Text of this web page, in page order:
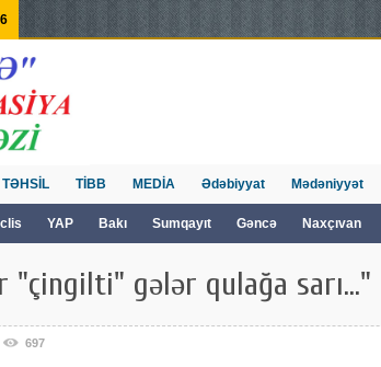
YAP Bakı Sumqayıt Gəncə Naxçıvan
TƏHSİL TİBB MEDİA Ədəbiyyat Mədəniyyət
"çingilti" gələr qulağa sarı..."
697